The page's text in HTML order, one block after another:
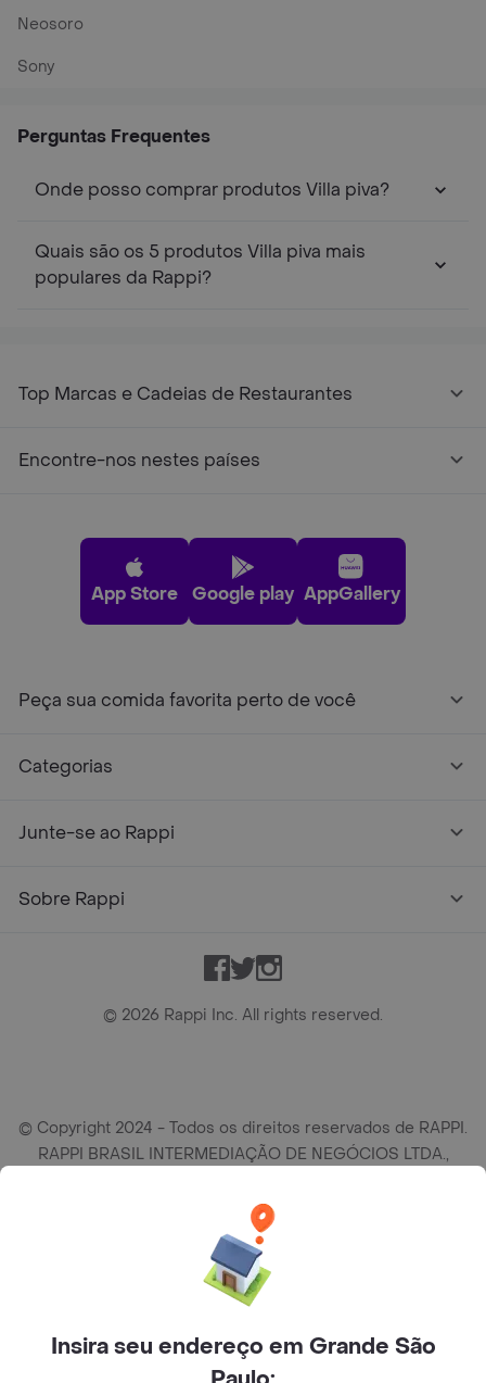
Neosoro
Sony
Perguntas Frequentes
Onde posso comprar produtos Villa piva?
Quais são os 5 produtos Villa piva mais
populares da Rappi?
Top Marcas e Cadeias de Restaurantes
Encontre-nos nestes países
App Store Google play AppGallery
Peça sua comida favorita perto de você
Categorias
Junte-se ao Rappi
Sobre Rappi
Facebook
TwitterInstagram
© 2026 Rappi Inc. All rights reserved.
© Copyright 2024 - Todos os direitos reservados de RAPPI.
RAPPI BRASIL INTERMEDIAÇÃO DE NEGÓCIOS LTDA.,
conj. 91, Lado A, Cerqueira Cesar, São Paulo/SP CEP. 01414-
905, CNPJ/MF n° 26.900.161/0001-25.
Insira seu endereço em Grande São